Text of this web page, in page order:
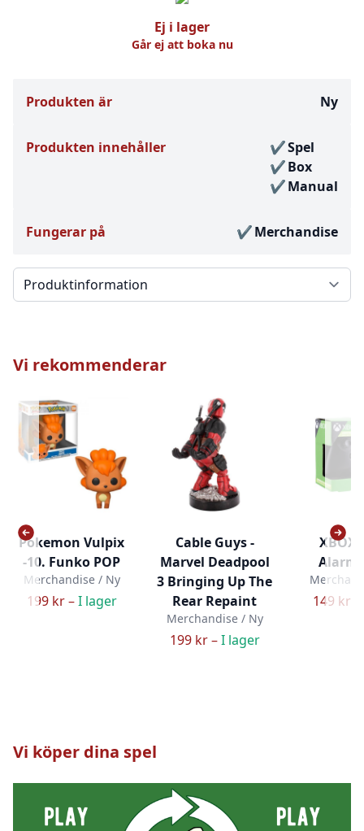
Ej i lager
Går ej att boka nu
Produkten är Ny
Produkten innehåller
Spel
Box
Manual
Fungerar på Merchandise
Välj en flik
Vi rekommenderar
Pokemon Vulpix
-10. Funko POP
Merchandise / Ny
199 kr –I lager
Cable Guys -
Marvel Deadpool
3 Bringing Up The
Rear Repaint
Merchandise / Ny
199 kr –I lager
XBOX
Alarm
149 kr –
Vi köper dina spel